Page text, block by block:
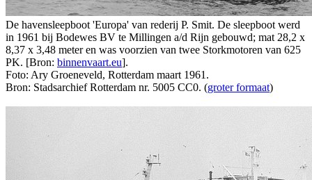
De havensleepboot 'Europa' van rederij P. Smit. De sleepboot werd
in 1961 bij Bodewes BV te Millingen a/d Rijn gebouwd; mat 28,2 x
8,37 x 3,48 meter en was voorzien van twee Storkmotoren van 625
PK. [Bron: binnenvaart.eu].
Foto: Ary Groeneveld, Rotterdam maart 1961.
Bron: Stadsarchief Rotterdam nr. 5005 CC0. (groter formaat)